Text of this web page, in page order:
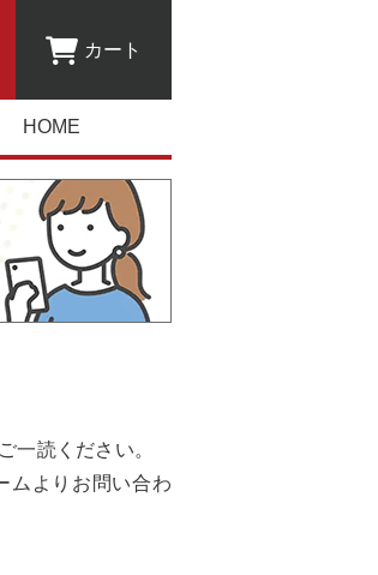
カート
HOME
一読ください。
ムよりお問い合わ